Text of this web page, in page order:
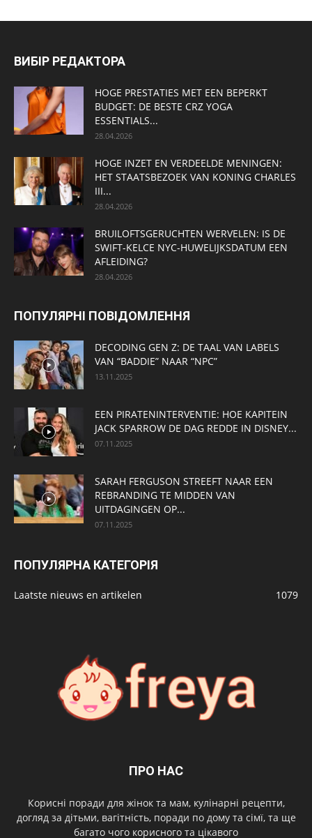
ВИБІР РЕДАКТОРА
HOGE PRESTATIES MET EEN BEPERKT
BUDGET: DE BESTE CRZ YOGA
ESSENTIALS...
28.04.2026
HOGE INZET EN VERDEELDE MENINGEN:
HET STAATSBEZOEK VAN KONING CHARLES
III...
28.04.2026
BRUILOFTSGERUCHTEN WERVELEN: IS DE
SWIFT-KELCE NYC-HUWELIJKSDATUM EEN ​​
AFLEIDING?
28.04.2026
ПОПУЛЯРНІ ПОВІДОМЛЕННЯ
DECODING GEN Z: DE TAAL VAN LABELS
VAN “BADDIE” NAAR “NPC”
13.11.2025
EEN PIRATENINTERVENTIE: HOE KAPITEIN
JACK SPARROW DE DAG REDDE IN DISNEY...
07.11.2025
SARAH FERGUSON STREEFT NAAR EEN
REBRANDING TE MIDDEN VAN
UITDAGINGEN OP...
07.11.2025
ПОПУЛЯРНА КАТЕГОРІЯ
Laatste nieuws en artikelen 1079
ПРО НАС
Корисні поради для жінок та мам, кулінарні рецепти,
догляд за дітьми, вагітність, поради по дому та сімї, та ще
багато чого корисного та цікавого